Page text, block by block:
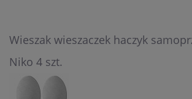
Wieszak wieszaczek haczyk
Niko 4 szt.